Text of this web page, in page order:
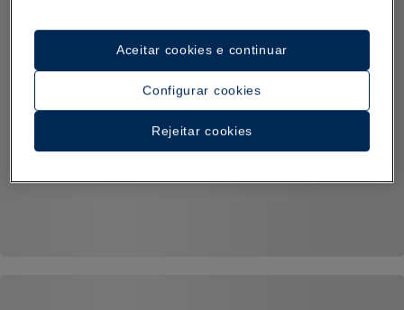
Configurar cookies
Rejeitar cookies
Aceitar cookies e continuar